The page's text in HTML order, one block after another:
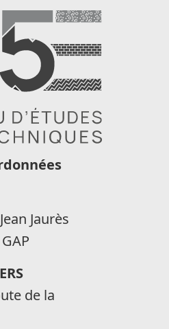
Jaurès
de la